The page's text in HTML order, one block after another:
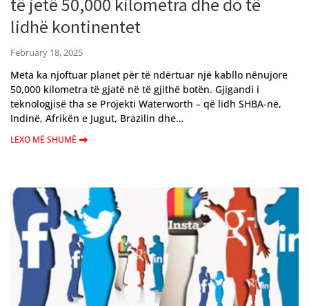
të jetë 50,000 kilometra dhe do të
lidhë kontinentet
February 18, 2025
Meta ka njoftuar planet për të ndërtuar një kabllo nënujore
50,000 kilometra të gjatë në të gjithë botën. Gjigandi i
teknologjisë tha se Projekti Waterworth – që lidh SHBA-në,
Indinë, Afrikën e Jugut, Brazilin dhe…
LEXO MË SHUMË